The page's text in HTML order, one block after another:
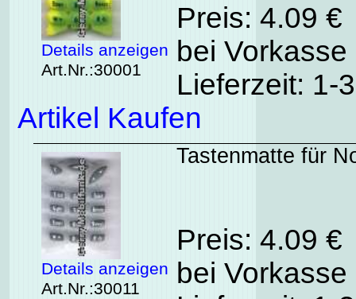
Details anzeigen
Art.Nr.:30001
Preis: 4.09
bei
Lieferzeit: 1-
Artikel Kaufen
Details anzeigen
Art.Nr.:30011
Tastenmatte für
Preis: 4.09
bei